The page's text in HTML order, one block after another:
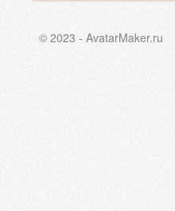
© 2023 - AvatarMaker.ru